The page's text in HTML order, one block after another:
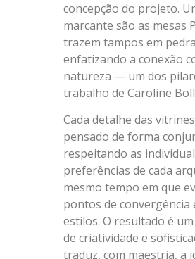
concepção do projeto.
marcante são as mesas
trazem tampos em
enfatizando a conexão
natureza — um dos
trabalho de Caroline
Cada detalhe das
pensado de forma
respeitando as
preferências de cada
mesmo tempo em que
pontos de convergência
estilos. O resultado é
de criatividade e
traduz, com maestria, a